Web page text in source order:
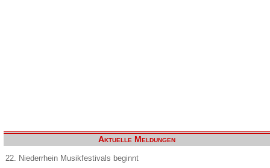
Aktuelle Meldungen
22. Niederrhein Musikfestivals beginnt